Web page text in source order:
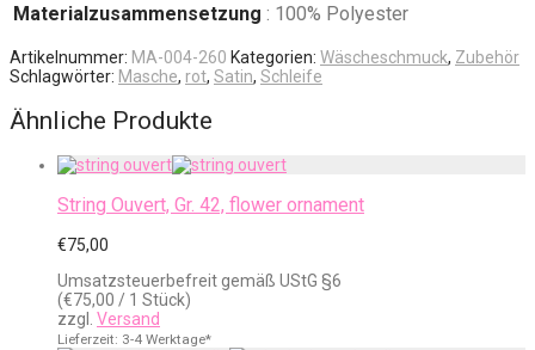
Materialzusammensetzung : 100% Polyester
Artikelnummer: MA-004-260 Kategorien: Wäscheschmuck, Zubehör
Schlagwörter: Masche, rot, Satin, Schleife
Ähnliche Produkte
String Ouvert, Gr. 42, flower ornament
€75,00
Umsatzsteuerbefreit gemäß UStG §6
(€75,00 / 1 Stück)
zzgl. Versand
Lieferzeit: 3-4 Werktage*